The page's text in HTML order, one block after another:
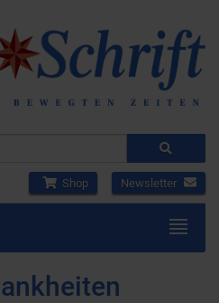
Shop Newsletter